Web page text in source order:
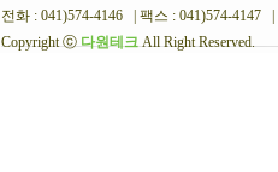
전화 : 041)574-4146 | 팩스 : 041)574-4147
Copyright ⓒ다원테크All Right Reserved.